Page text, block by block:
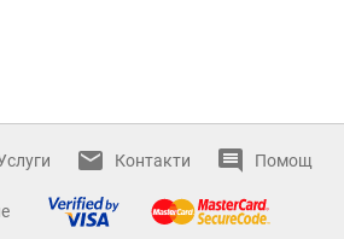
Контакти Помощ